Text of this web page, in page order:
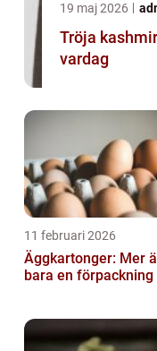
19 maj 2026
Tröja kashmir en guide till mjuk lyxlig
vardag
11 februari 2026
Äggkartonger: Mer
bara en förpackning